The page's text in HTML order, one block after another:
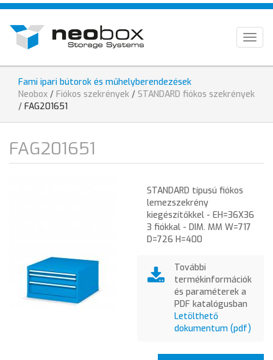
Ugrás
tartalomra
EN
Fami ipari bútorok és műhelyberendezések
Jelenlegi
hely
Neobox / Fiókos szekrények / STANDARD fiókos szekrények
/ FAG201651
FAG201651
STANDARD típusú fiókos
lemezszekrény
kiegészítőkkel - EH=36X36
3 fiókkal - DIM. MM W=717
D=726 H=400
További
termékinformációk
és paraméterek a
PDF katalógusban
Letölthető
dokumentum (pdf)